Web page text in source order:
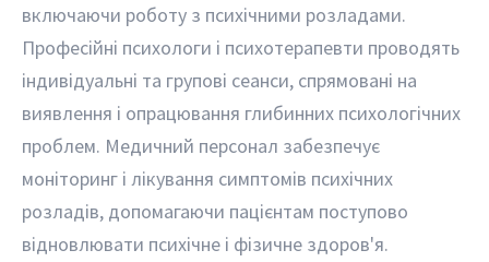
включаючи роботу з психічними розладами.
Професійні психологи і психотерапевти проводять
індивідуальні та групові сеанси, спрямовані на
виявлення і опрацювання глибинних психологічних
проблем. Медичний персонал забезпечує
моніторинг і лікування симптомів психічних
розладів, допомагаючи пацієнтам поступово
відновлювати психічне і фізичне здоров'я.